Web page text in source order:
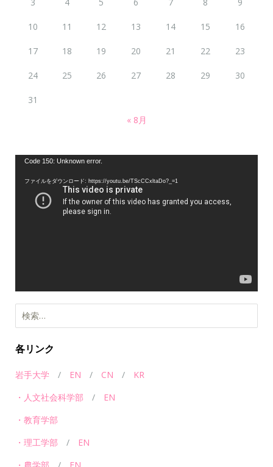
10 11 12 13 14 15 16
17 18 19 20 21 22 23
24 25 26 27 28 29 30
31
« 8月
Code 150: Unknown error.
ファイルをダウンロード: https://youtu.be/TScCCxltaDo?_=1
索:
各リンク
岩手大学 / EN / CN / KR
・人文社会科学部 / EN
・教育学部
・理工学部 / EN